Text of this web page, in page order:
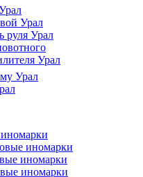
Урал
руля Урал
Урал
Урал
иномарки
иномарки
иномарки